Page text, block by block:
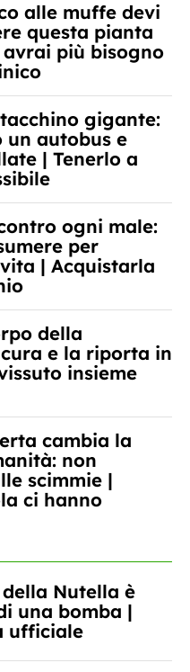
alle muffe devi
questa pianta
avrai più bisogno
gigante:
autobus e
| Tenerlo a
ogni male:
per
| Acquistarla
della
e la riporta in
insieme
cambia la
non
scimmie |
ci hanno
Nutella è
una bomba |
ufficiale